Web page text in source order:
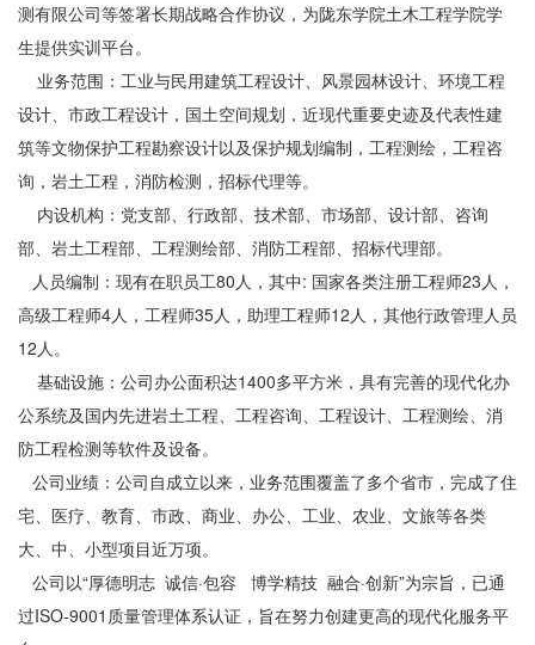
测有限公司等签署长期战略合作协议，为陇东学院土木工程学院学
生提供实训平台。
业务范围：工业与民用建筑工程设计、风景园林设计、环境工程
设计、市政工程设计，国土空间规划，近现代重要史迹及代表性建
筑等文物保护工程勘察设计以及保护规划编制，工程测绘，工程咨
询，岩土工程，消防检测，招标代理等。
内设机构：党支部、行政部、技术部、市场部、设计部、咨询
部、岩土工程部、工程测绘部、消防工程部、招标代理部。
人员编制：现有在职员工80人，其中: 国家各类注册工程师23人，
高级工程师4人，工程师35人，助理工程师12人，其他行政管理人员
12人。
基础设施：公司办公面积达1400多平方米，具有完善的现代化办
公系统及国内先进岩土工程、工程咨询、工程设计、工程测绘、消
防工程检测等软件及设备。
公司业绩：公司自成立以来，业务范围覆盖了多个省市，完成了住
宅、医疗、教育、市政、商业、办公、工业、农业、文旅等各类
大、中、小型项目近万项。
公司以“厚德明志 诚信·包容 博学精技 融合·创新”为宗旨，已通
过ISO-9001质量管理体系认证，旨在努力创建更高的现代化服务平